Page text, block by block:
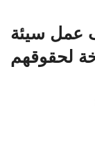
عمل سيئة